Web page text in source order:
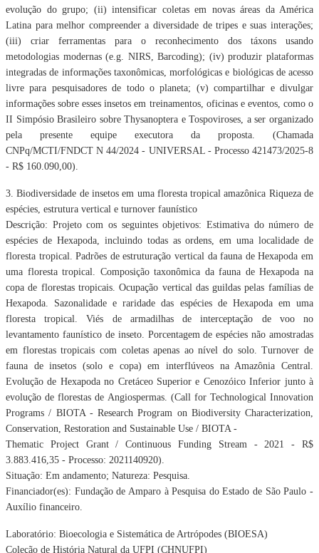
evolução do grupo; (ii) intensificar coletas em novas áreas da América
Latina para melhor compreender a diversidade de tripes e suas interações;
(iii) criar ferramentas para o reconhecimento dos táxons usando
metodologias modernas (e.g. NIRS,Barcoding); (iv) produzir plataformas
integradas de informações taxonômicas, morfológicas e biológicas de acesso
livre para pesquisadores de todo o planeta; (v) compartilhar e divulgar
informações sobre esses insetos em treinamentos, oficinas e eventos, como o
II SimpósioBrasileiro sobre Thysanoptera e Tospoviroses, a ser organizado
pela presente equipe executora da proposta. (Chamada
CNPq/MCTI/FNDCT N 44/2024 - UNIVERSAL - Processo 421473/2025-8
- R$ 160.090,00).
3. Biodiversidade de insetos em uma floresta tropical amazônica Riqueza de
espécies, estrutura vertical e turnover faunístico
Descrição: Projeto com os seguintes objetivos: Estimativa do número de
espécies de Hexapoda, incluindo todas as ordens, em uma localidade de
floresta tropical. Padrões deestruturação vertical da fauna de Hexapoda em
uma floresta tropical. Composição taxonômica da fauna de Hexapoda na
copa de florestas tropicais. Ocupação vertical das guildas pelas famílias de
Hexapoda. Sazonalidade e raridade das espécies de Hexapoda em uma
florestatropical. Viés de armadilhas de interceptação de voo no
levantamento faunístico de inseto. Porcentagem de espécies não amostradas
em florestas tropicais com coletas apenas ao níveldo solo. Turnover de
fauna de insetos (solo e copa) em interflúveos na Amazônia Central.
Evolução de Hexapoda no Cretáceo Superior e Cenozóico Inferior junto à
evolução de florestasde Angiospermas. (Call for Technological Innovation
Programs / BIOTA - Research Program on Biodiversity Characterization,
Conservation, Restoration and Sustainable Use / BIOTA -
Thematic Project Grant / Continuous Funding Stream - 2021 - R$
3.883.416,35 - Processo: 2021140920).
Situação: Em andamento; Natureza: Pesquisa.
Financiador(es): Fundação de Amparo à Pesquisa do Estado de São Paulo -
Auxílio financeiro.
Laboratório: Bioecologia e Sistemática de Artrópodes (BIOESA)
Coleção de História Natural da UFPI (CHNUFPI)